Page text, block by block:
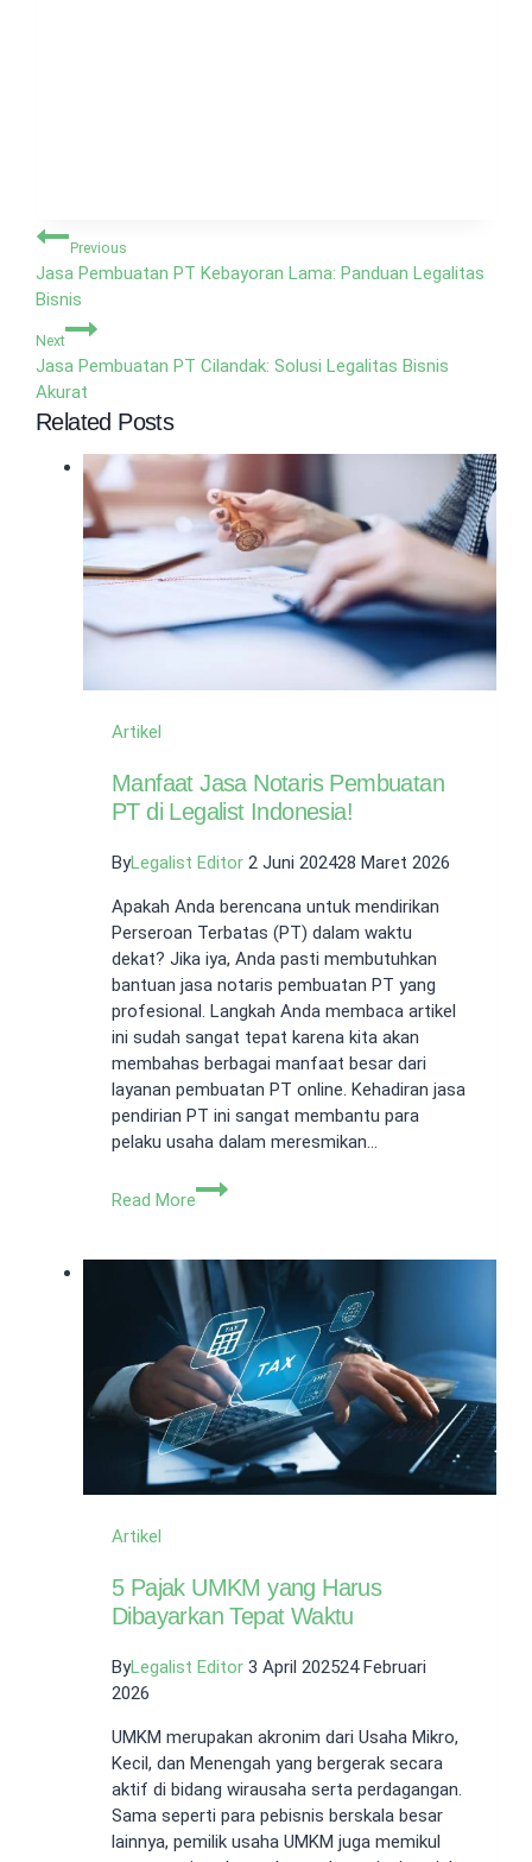
Navigasi
pos
Previous
Jasa Pembuatan PT Kebayoran Lama: Panduan Legalitas
Bisnis
Next
Jasa Pembuatan PT Cilandak: Solusi Legalitas Bisnis
Akurat
Related Posts
Artikel
Manfaat Jasa Notaris Pembuatan
PT di Legalist Indonesia!
ByLegalist Editor 2 Juni 202428 Maret 2026
Apakah Anda berencana untuk mendirikan
Perseroan Terbatas (PT) dalam waktu
dekat? Jika iya, Anda pasti membutuhkan
bantuan jasa notaris pembuatan PT yang
profesional. Langkah Anda membaca artikel
ini sudah sangat tepat karena kita akan
membahas berbagai manfaat besar dari
layanan pembuatan PT online. Kehadiran jasa
pendirian PT ini sangat membantu para
pelaku usaha dalam meresmikan…
Read More
Manfaat
Pembuatan
PT
Legalist
Indonesia!
Artikel
5 Pajak UMKM yang Harus
Dibayarkan Tepat Waktu
ByLegalist Editor 3 April 202524 Februari
2026
UMKM merupakan akronim dari Usaha Mikro,
Kecil, dan Menengah yang bergerak secara
aktif di bidang wirausaha serta perdagangan.
Sama seperti para pebisnis berskala besar
lainnya, pemilik usaha UMKM juga memikul